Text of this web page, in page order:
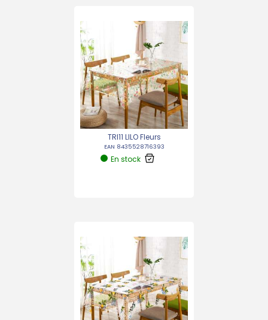
TRI11 LILO Fleurs
EAN 8435528716393
En stock